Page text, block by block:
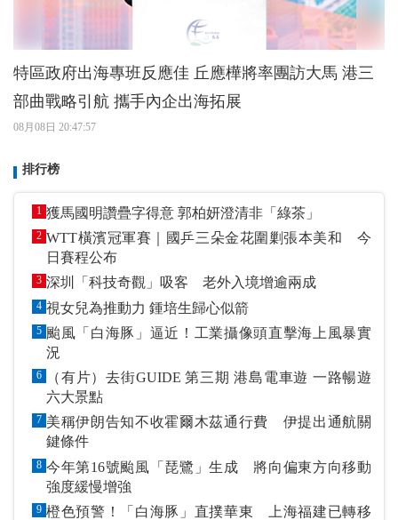
特區政府出海專班反應佳 丘應樺將率團訪大馬 港三
部曲戰略引航 攜手內企出海拓展
08月08日 20:47:57
排行榜
1 獲馬國明讚疊字得意 郭柏妍澄清非「綠茶」
2 WTT橫濱冠軍賽｜國乒三朵金花圍剿張本美和 今
日賽程公布
3 深圳「科技奇觀」吸客 老外入境增逾兩成
4 視女兒為推動力 鍾培生歸心似箭
5 颱風「白海豚」逼近！工業攝像頭直擊海上風暴實
況
6
（有片）去街GUIDE 第三期 港島電車遊 一路暢遊
六大景點
7 美稱伊朗告知不收霍爾木茲通行費 伊提出通航關
鍵條件
8 今年第16號颱風「琵鷺」生成 將向偏東方向移動
強度緩慢增強
9 橙色預警！「白海豚」直撲華東 上海福建已轉移